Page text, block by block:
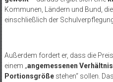
Kommunen, Ländern und Bund,
einschließlich der
Außerdem fordert er, dass die
einem „angemessenen
Portionsgrößestehen“ sollen.